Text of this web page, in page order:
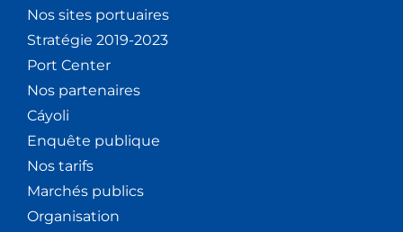
Nos sites portuaires
Stratégie 2019-2023
Port Center
Nos partenaires
Cáyoli
Enquête publique
Nos tarifs
Marchés publics
Organisation